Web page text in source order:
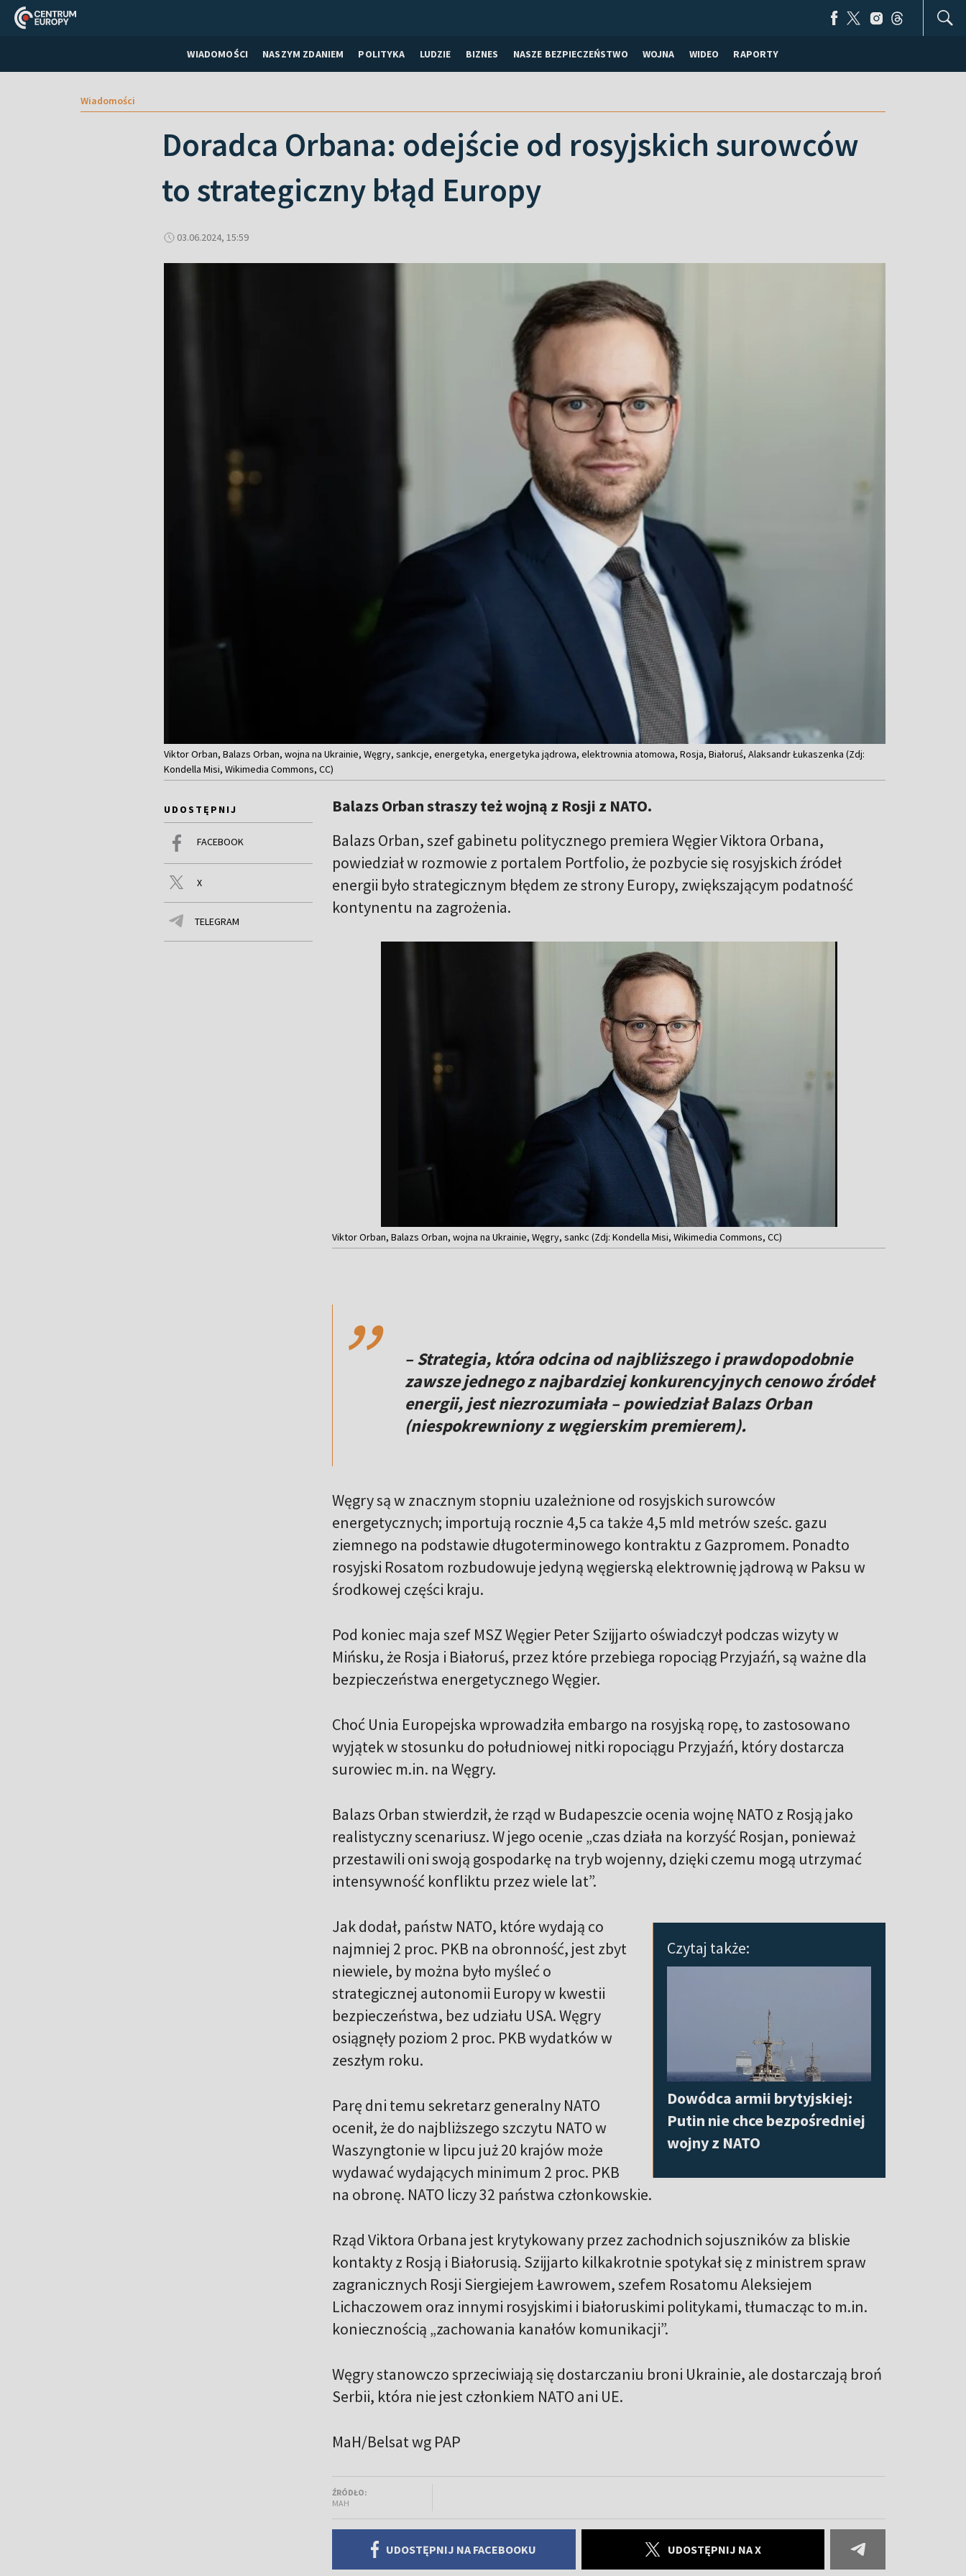
WIADOMOŚCI NASZYM ZDANIEM POLITYKA LUDZIE BIZNES NASZE BEZPIECZEŃSTWO WOJNA WIDEO RAPORTY
Wiadomości
Doradca Orbana: odejście od rosyjskich surowców
to strategiczny błąd Europy
03.06.2024, 15:59
Viktor Orban, Balazs Orban, wojna na Ukrainie, Węgry, sankcje, energetyka, energetyka jądrowa, elektrownia atomowa, Rosja, Białoruś, Alaksandr Łukaszenka (Zdj:
Kondella Misi, Wikimedia Commons, CC)
UDOSTĘPNIJ
FACEBOOK
X
TELEGRAM
Balazs Orban straszy też wojną z Rosji z NATO.
Balazs Orban, szef gabinetu politycznego premiera Węgier Viktora Orbana,
powiedział w rozmowie z portalem Portfolio, że pozbycie się rosyjskich źródeł
energii było strategicznym błędem ze strony Europy, zwiększającym podatność
kontynentu na zagrożenia.
Viktor Orban, Balazs Orban, wojna na Ukrainie, Węgry, sankc (Zdj: Kondella Misi, Wikimedia Commons, CC)
,,
– Strategia, która odcina od najbliższego i prawdopodobnie
zawsze jednego z najbardziej konkurencyjnych cenowo źródeł
energii, jest niezrozumiała – powiedział Balazs Orban
(niespokrewniony z węgierskim premierem).
Węgry są w znacznym stopniu uzależnione od rosyjskich surowców
energetycznych; importują rocznie 4,5 ca także 4,5 mld metrów sześc. gazu
ziemnego na podstawie długoterminowego kontraktu z Gazpromem. Ponadto
rosyjski Rosatom rozbudowuje jedyną węgierską elektrownię jądrową w Paksu w
środkowej części kraju.
Pod koniec maja szef MSZ Węgier Peter Szijjarto oświadczył podczas wizyty w
Mińsku, że Rosja i Białoruś, przez które przebiega ropociąg Przyjaźń, są ważne dla
bezpieczeństwa energetycznego Węgier.
Choć Unia Europejska wprowadziła embargo na rosyjską ropę, to zastosowano
wyjątek w stosunku do południowej nitki ropociągu Przyjaźń, który dostarcza
surowiec m.in. na Węgry.
Balazs Orban stwierdził, że rząd w Budapeszcie ocenia wojnę NATO z Rosją jako
realistyczny scenariusz. W jego ocenie „czas działa na korzyść Rosjan, ponieważ
przestawili oni swoją gospodarkę na tryb wojenny, dzięki czemu mogą utrzymać
intensywność konfliktu przez wiele lat”.
Czytaj także:
Dowódca armii brytyjskiej:
Putin nie chce bezpośredniej
wojny z NATO
Jak dodał, państw NATO, które wydają co
najmniej 2 proc. PKB na obronność, jest zbyt
niewiele, by można było myśleć o
strategicznej autonomii Europy w kwestii
bezpieczeństwa, bez udziału USA. Węgry
osiągnęły poziom 2 proc. PKB wydatków w
zeszłym roku.
Parę dni temu sekretarz generalny NATO
ocenił, że do najbliższego szczytu NATO w
Waszyngtonie w lipcu już 20 krajów może
wydawać wydających minimum 2 proc. PKB
na obronę. NATO liczy 32 państwa członkowskie.
Rząd Viktora Orbana jest krytykowany przez zachodnich sojuszników za bliskie
kontakty z Rosją i Białorusią. Szijjarto kilkakrotnie spotykał się z ministrem spraw
zagranicznych Rosji Siergiejem Ławrowem, szefem Rosatomu Aleksiejem
Lichaczowem oraz innymi rosyjskimi i białoruskimi politykami, tłumacząc to m.in.
koniecznością „zachowania kanałów komunikacji”.
Węgry stanowczo sprzeciwiają się dostarczaniu broni Ukrainie, ale dostarczają broń
Serbii, która nie jest członkiem NATO ani UE.
MaH/Belsat wg PAP
ŹRÓDŁO:
MAH
UDOSTĘPNIJ NA FACEBOOKU UDOSTĘPNIJ NA X